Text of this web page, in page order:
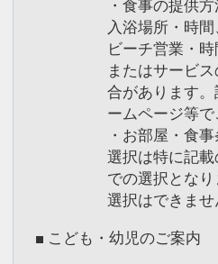
・食事の提供
入浴場所・時間
ビーチ営業・
またはサービ
合があります
ームページ等で
・お部屋・食
選択は特に記
での選択とな
選択はできませ
■ こども・幼児のご案内